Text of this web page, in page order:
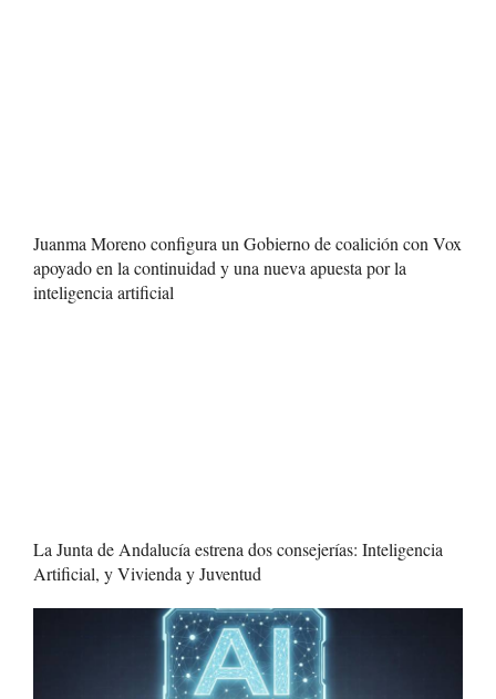
Juanma Moreno configura un Gobierno de coalición con Vox
apoyado en la continuidad y una nueva apuesta por la
inteligencia artificial
La Junta de Andalucía estrena dos consejerías: Inteligencia
Artificial, y Vivienda y Juventud